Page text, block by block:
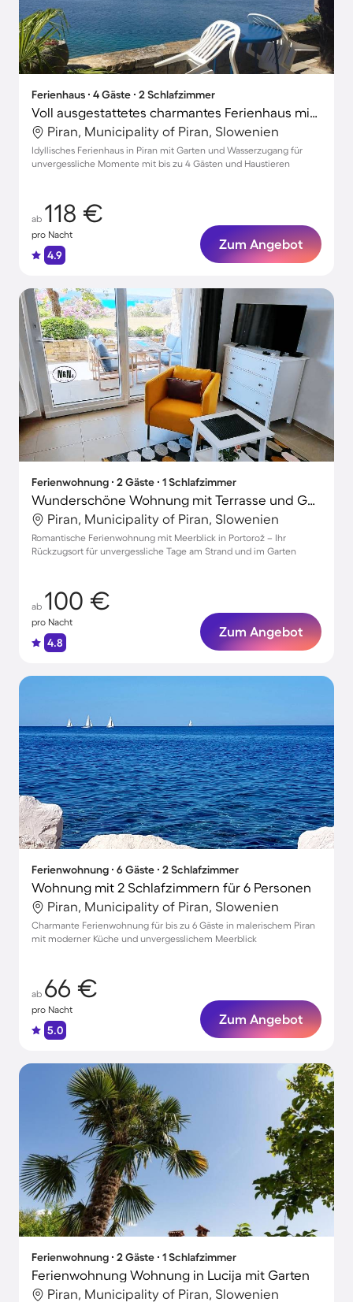
Ferienhaus ∙ 4 Gäste ∙ 2 Schlafzimmer
Voll ausgestattetes charmantes Ferienhaus mit Garten und Terrasse | Perfekt für die Arbeit von Zuhause | Hunde erlaubt
Piran, Municipality of Piran, Slowenien
Idyllisches Ferienhaus in Piran mit Garten und Wasserzugang für
unvergessliche Momente mit bis zu 4 Gästen und Haustieren
ab 118 €
pro Nacht
4.9
Zum Angebot
Ferienwohnung ∙ 2 Gäste ∙ 1 Schlafzimmer
Wunderschöne Wohnung mit Terrasse und Garten | Meerblick | Nah am Strand | Ideal für Homeoffice
Piran, Municipality of Piran, Slowenien
Romantische Ferienwohnung mit Meerblick in Portorož – Ihr
Rückzugsort für unvergessliche Tage am Strand und im Garten
ab 100 €
pro Nacht
4.8
Zum Angebot
Ferienwohnung ∙ 6 Gäste ∙ 2 Schlafzimmer
Wohnung mit 2 Schlafzimmern für 6 Personen
Piran, Municipality of Piran, Slowenien
Charmante Ferienwohnung für bis zu 6 Gäste in malerischem Piran
mit moderner Küche und unvergesslichem Meerblick
ab 66 €
pro Nacht
5.0
Zum Angebot
Ferienwohnung ∙ 2 Gäste ∙ 1 Schlafzimmer
Ferienwohnung Wohnung in Lucija mit Garten
Piran, Municipality of Piran, Slowenien